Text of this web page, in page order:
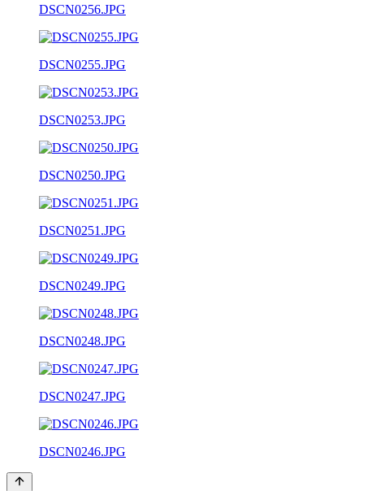
DSCN0256.JPG
DSCN0255.JPG
DSCN0253.JPG
DSCN0250.JPG
DSCN0251.JPG
DSCN0249.JPG
DSCN0248.JPG
DSCN0247.JPG
DSCN0246.JPG